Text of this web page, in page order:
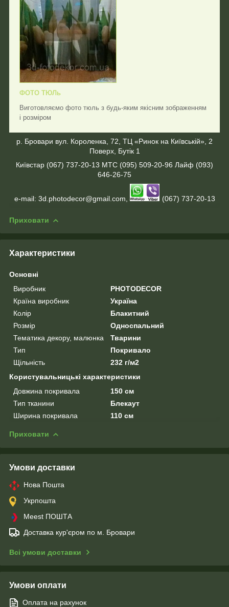
ФОТО ТЮЛь
Виготовляємо фото тюль з будь-яким якісним зображенням
і розміром
р. Бровари вул. Короленка, 72, ТЦ «Ринок на Київській», 2
Поверх, Бутік 1
Київстар (067) 737-20-13 МТС (095) 509-20-96 Лайф (093)
646-26-75
e-mail: 3d.photodecor@gmail.com, (067) 737-20-13
Приховати
Характеристики
Основні
Виробник
PHOTODECOR
Країна виробник
Україна
Колір
Блакитний
Розмір
Односпальний
Тематика декору, малюнка
Тварини
Тип
Покривало
Щільність
232 г/м2
Користувальницькі характеристики
Довжина покривала
150 см
Тип тканини
Блекаут
Ширина покривала
110 см
Приховати
Умови доставки
Нова Пошта
Укрпошта
Meest ПОШТА
Доставка кур'єром по м. Бровари
Всі умови доставки
Умови оплати
Оплата на рахунок